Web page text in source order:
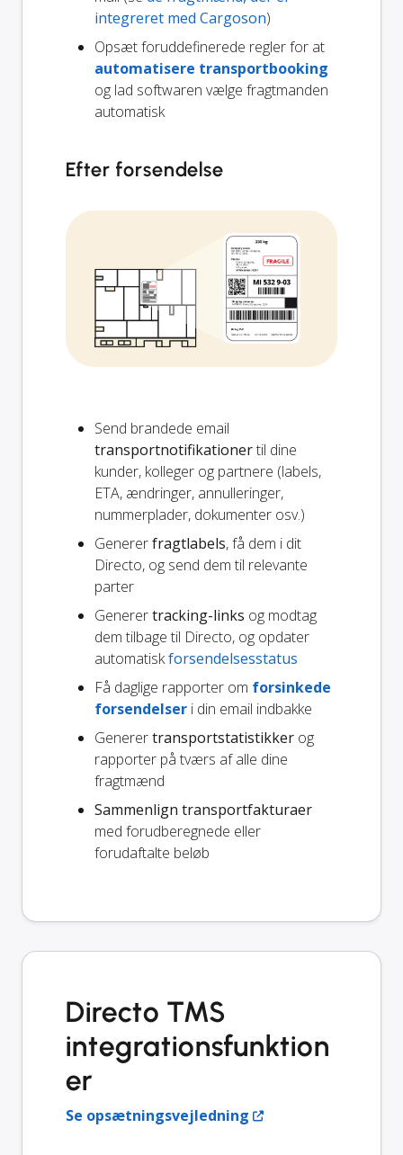
integreret med Cargoson)
Opsæt foruddefinerede regler for at
automatisere transportbooking
og lad softwaren vælge fragtmanden
automatisk
Efter forsendelse
Send brandede email
transportnotifikationertil dine
kunder, kolleger og partnere (labels,
ETA, ændringer, annulleringer,
nummerplader, dokumenter osv.)
Genererfragtlabels, få dem i dit
Directo, og send dem til relevante
parter
Generertracking-links og modtag
dem tilbage til Directo, og opdater
automatiskforsendelsesstatus
Få daglige rapporter om forsinkede
forsendelser i din email indbakke
Generertransportstatistikker og
rapporter på tværs af alle dine
fragtmænd
Sammenlign transportfakturaer
med forudberegnede eller
forudaftalte beløb
Directo TMS
integrationsfunktion
er
Se opsætningsvejledning